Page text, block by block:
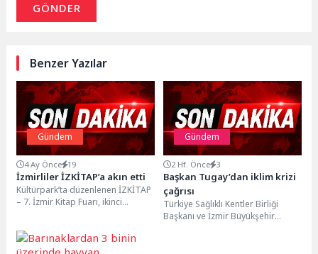
GÖNDER
Benzer Yazılar
Gündem
4 Ay Önce 19
İzmirliler İZKİTAP’a akın etti
Kültürpark’ta düzenlenen İZKİTAP
– 7. İzmir Kitap Fuarı, ikinci
Gündem
2 Hf. Önce 3
Başkan Tugay’dan iklim krizi
çağrısı
Türkiye Sağlıklı Kentler Birliği
Başkanı ve İzmir Büyükşehir